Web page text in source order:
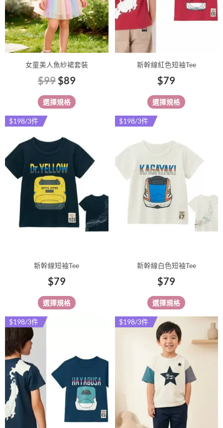
女童美人魚紗裙套裝
$99$89
選擇規格
可
在
產
頁
面
選
擇
新幹線紅色短袖Tee
$79
選擇規格
式。
頁
面
選
擇
$198/3件
新幹線短袖Tee
$79
選擇規格
多
種
款
式。
頁
面
選
擇
$198/3件
新幹線白色短袖Tee
$79
選擇規格
多
種
款
式。
頁
面
選
擇
選
項
$198/3件
多
種
式。
$198/3件
此
產
品
有
多
種
式。
可